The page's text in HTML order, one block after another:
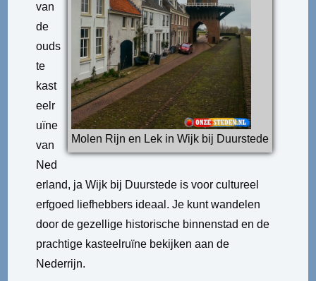
Molen Rijn en Lek in Wijk bij Duurstede
van
de
ouds
te
kast
eelr
uïne
van
Ned
erland, ja Wijk bij Duurstede is voor cultureel
erfgoed liefhebbers ideaal. Je kunt wandelen
door de gezellige historische binnenstad en de
prachtige kasteelruïne bekijken aan de
Nederrijn.